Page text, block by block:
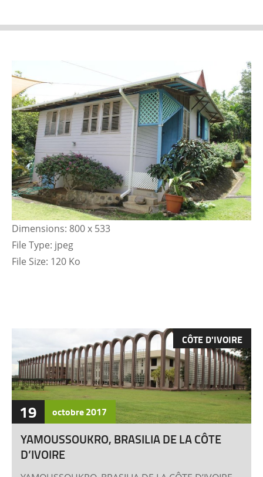
Dimensions: 800 x 533
File Type: jpeg
File Size: 120 Ko
CÔTE D'IVOIRE
19 octobre2017
YAMOUSSOUKRO, BRASILIA DE LA CÔTE
D’IVOIRE